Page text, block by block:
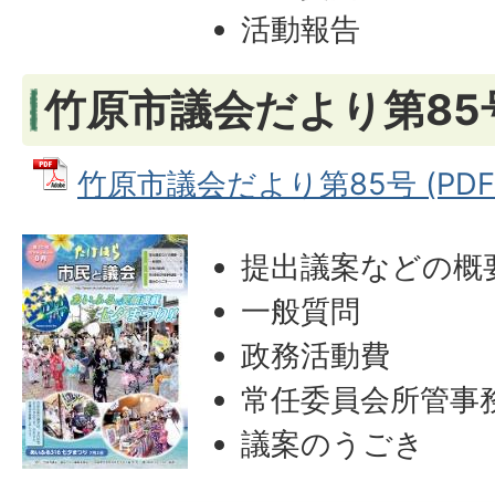
活動報告
竹原市議会だより第
竹原市議会だより第85号
提出議案などの概
一般質問
政務活動費
常任委員会所管事
議案のうごき